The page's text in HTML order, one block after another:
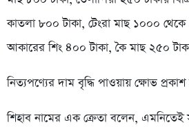
কাতলা ৮০০ টাকা, টেংরা মাছ ১০০০
আকারের শিং ৪০০ টাকা, কৈ মাছ ২৫০
নিত্যপণ্যের দাম বৃদ্ধি পাওয়ায় ক্ষোভ
শিহাব নামের এক ক্রেতা বলেন,